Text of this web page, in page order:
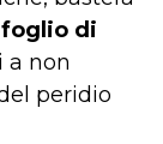
di
a non
peridio